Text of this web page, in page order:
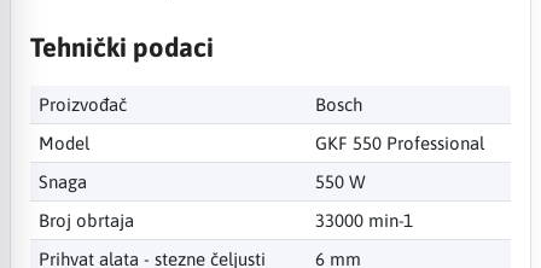
Tehnički podaci
Proizvođač
Bosch
Model
GKF 550 Professional
Snaga
550 W
Broj obrtaja
33000 min-1
Prihvat alata - stezne čeljusti
6 mm